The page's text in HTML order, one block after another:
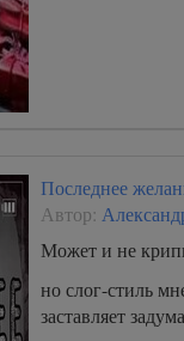
Последнее
Автор:
Может и не
но слог-стиль
заставляет